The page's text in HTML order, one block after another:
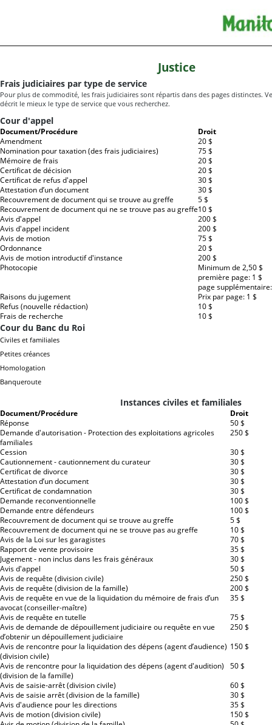
Justice
Frais judiciaires par type de service
Pour plus de commodité, les frais judiciaires sont répartis dans des pages distinctes.
décrit le mieux le type de service que vous recherchez.
Cour d'appel
Document/Procédure
Droit
Amendment
20 $
Nomination pour taxation (des frais judiciaires)
75 $
Mémoire de frais
20 $
Certificat de décision
20 $
Certificat de refus d'appel
30 $
Attestation d’un document
30 $
Recouvrement de document qui se trouve au greffe
5 $
Recouvrement de document qui ne se trouve pas au greffe10 $
Avis d'appel
200 $
Avis d'appel incident
200 $
Avis de motion
75 $
Ordonnance
20 $
Avis de motion introductif d'instance
200 $
Photocopie
Minimum de 2,50 $
première page: 1 $
page
Raisons du jugement
Prix par page: 1 $
Refus (nouvelle rédaction)
10 $
Frais de recherche
10 $
Cour du Banc du Roi
Civiles et familiales
Petites créances
Homologation
Banqueroute
Instances civiles et familiales
Document/Procédure
Droit
Réponse
50 $
Demande d'autorisation - Protection des exploitations agricoles
familiales
250 $
Cession
30 $
Cautionnement - cautionnement du curateur
30 $
Certificat de divorce
30 $
Attestation d’un document
30 $
Certificat de condamnation
30 $
Demande reconventionnelle
100 $
Demande entre défendeurs
100 $
Recouvrement de document qui se trouve au greffe
5 $
Recouvrement de document qui ne se trouve pas au greffe
10 $
Avis de la Loi sur les garagistes
70 $
Rapport de vente provisoire
35 $
Jugement - non inclus dans les frais généraux
30 $
Avis d'appel
50 $
Avis de requête (division civile)
250 $
Avis de requête (division de la famille)
200 $
Avis de requête en vue de la liquidation du mémoire de frais d’un
avocat (conseiller-maître)
35 $
Avis de requête en tutelle
75 $
Avis de demande de dépouillement judiciaire ou requête en vue
d’obtenir un dépouillement judiciaire
250 $
Avis de rencontre pour la liquidation des dépens (agent d’audience)
(division civile)
150 $
Avis de rencontre pour la liquidation des dépens (agent d'audition)
(division de la famille)
50 $
Avis de saisie-arrêt (division civile)
60 $
Avis de saisie arrêt (division de la famille)
30 $
Avis d'audience pour les directions
35 $
Avis de motion (division civile)
150 $